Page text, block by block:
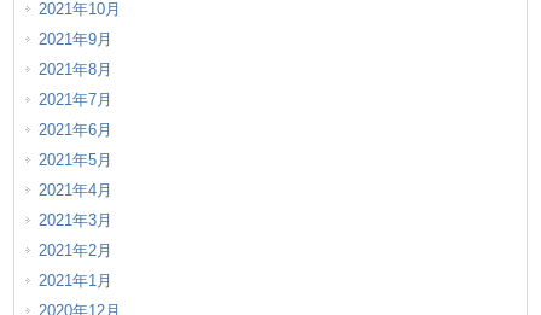
2021年10月
2021年9月
2021年8月
2021年7月
2021年6月
2021年5月
2021年4月
2021年3月
2021年2月
2021年1月
2020年12月